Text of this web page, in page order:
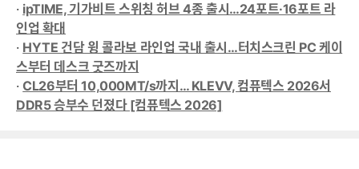
· ipTIME, 기가비트 스위칭 허브 4종 출시…24포트·16포트 라
인업 확대
· HYTE 건담 윙 콜라보 라인업 국내 출시…터치스크린 PC 케이
스부터 데스크 굿즈까지
· CL26부터 10,000MT/s까지… KLEVV, 컴퓨텍스 2026서
DDR5 승부수 던졌다 [컴퓨텍스 2026]